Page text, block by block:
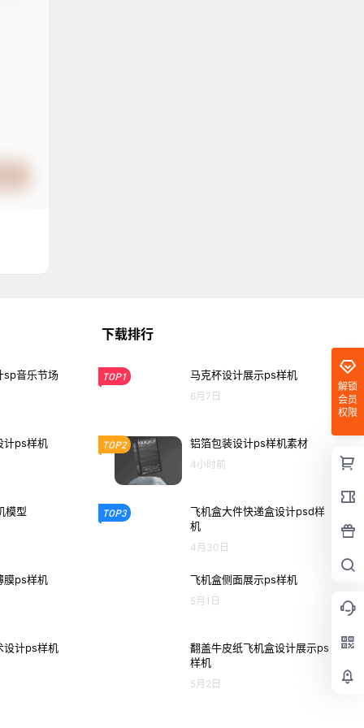
解锁
会员
权限
sp音乐节场
计ps样机
模型
膜ps样机
设计ps样机
下载排行
TOP1 马克杯设计展示ps样机
6月7日
TOP2 铝箔包装设计ps样机素材
4小时前
TOP3
飞机盒大件快递盒设计psd样
机
4月30日
飞机盒侧面展示ps样机
5月1日
翻盖牛皮纸飞机盒设计展示ps
样机
5月2日